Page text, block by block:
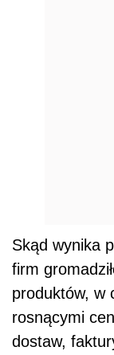
Skąd wynika
firm
produktów, w
rosnącymi
dostaw,